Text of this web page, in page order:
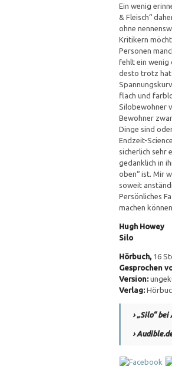
Ein wenig
& Fleisch“
ohne
Kritikern
Personen
fehlt ein wenig
desto trotz hat
flach und
Silobewohner
Bewohner
Dinge sind
Endzeit-
sicherlich sehr
gedanklich in
oben“ ist. Mir
soweit
Persönliches
machen können.
Hugh Howey
Silo
Hörbuch, 16
Gesprochen
Version:
Verlag:
› „Silo“
›